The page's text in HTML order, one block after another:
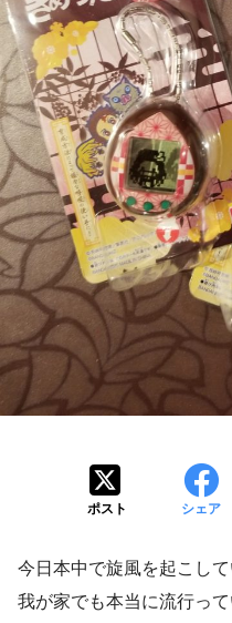
ポスト シェア
今日本中で旋風を起こし
我が家でも本当に流行っ